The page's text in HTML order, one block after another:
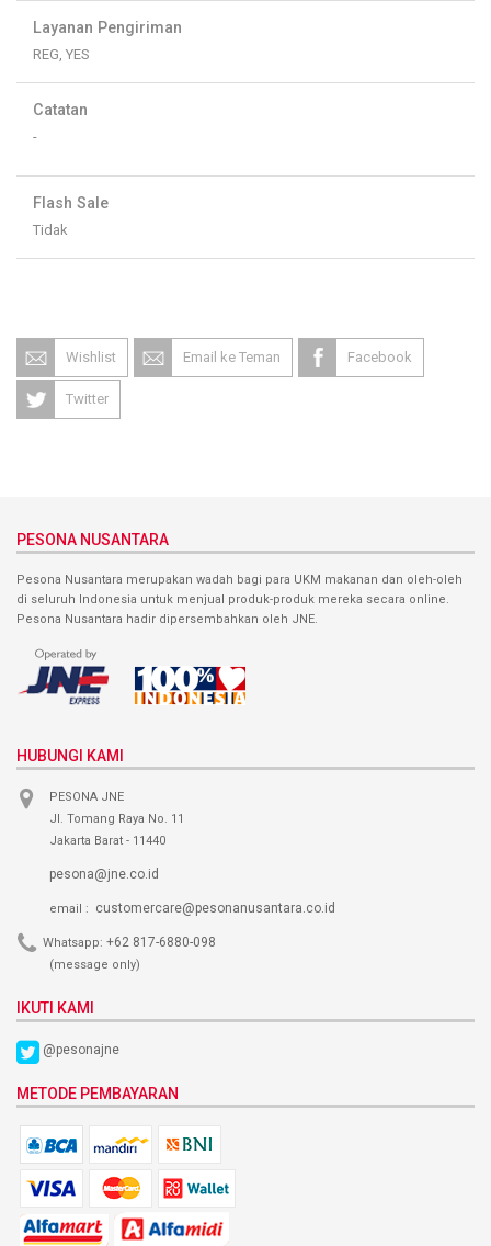
Layanan Pengiriman
REG, YES
Catatan
-
Flash Sale
Tidak
Wishlist Email ke Teman Facebook
Twitter
PESONA NUSANTARA
Pesona Nusantara merupakan wadah bagi para UKM makanan dan oleh-oleh
di seluruh Indonesia untuk menjual produk-produk mereka secara online.
Pesona Nusantara hadir dipersembahkan oleh JNE.
HUBUNGI KAMI
PESONA JNE
Jl. Tomang Raya No. 11
Jakarta Barat - 11440
pesona@jne.co.id
email : customercare@pesonanusantara.co.id
Whatsapp: +62 817-6880-098
(message only)
IKUTI KAMI
@pesonajne
METODE PEMBAYARAN